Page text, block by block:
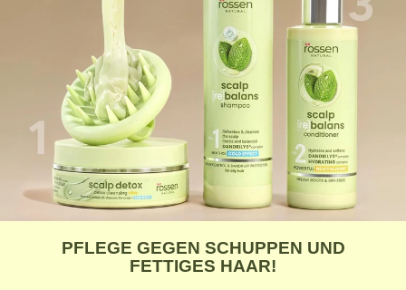
PFLEGE GEGEN SCHUPPEN UND
FETTIGES HAAR!